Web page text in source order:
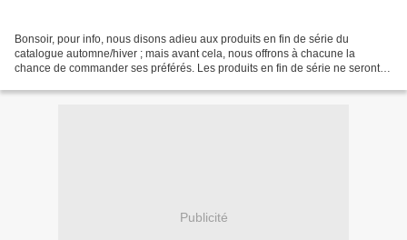
Bonsoir, pour info, nous disons adieu aux produits en fin de série du
catalogue automne/hiver ; mais avant cela, nous offrons à chacune la
chance de commander ses préférés. Les produits en fin de série ne seront
Publicité